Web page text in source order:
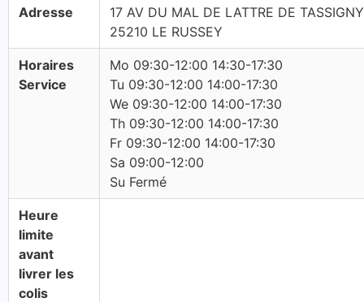
Adresse
17 AV DU MAL DE LATTRE DE TASSIGNY
25210 LE RUSSEY
Horaires
Service
Mo 09:30-12:00 14:30-17:30
Tu 09:30-12:00 14:00-17:30
We 09:30-12:00 14:00-17:30
Th 09:30-12:00 14:00-17:30
Fr 09:30-12:00 14:00-17:30
Sa 09:00-12:00
Su Fermé
Heure
limite
avant
livrer les
colis